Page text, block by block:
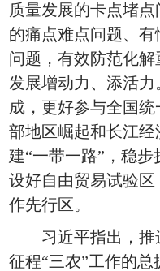
质量发展的卡点堵
的痛点难点问题、
问题，有效防范化
发展增动力、添活
成，更好参与全国
部地区崛起和长江
建“一带一路”，稳
设好自由贸易试验
作先行区。
习近平指出，推
征程“三农”工作的